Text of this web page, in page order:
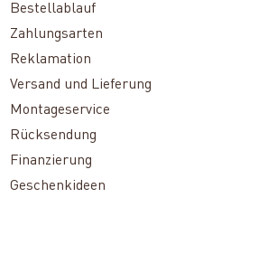
Bestellablauf
Zahlungsarten
Reklamation
Versand und Lieferung
Montageservice
Rücksendung
Finanzierung
Geschenkideen